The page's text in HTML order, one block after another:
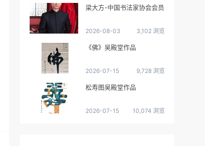
梁大方-中国书法家协会会员
2026-08-03 3,102 浏览
《佛》吴殿堂作品
2026-07-15 9,728 浏览
松寿图吴殿堂作品
2026-07-15 10,074 浏览